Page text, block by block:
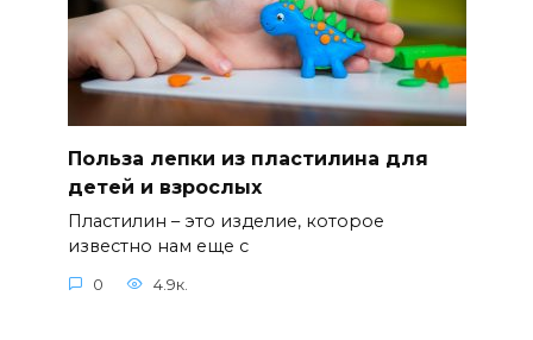
Польза лепки из пластилина для
детей и взрослых
Пластилин – это изделие, которое
известно нам еще с
0 4.9к.